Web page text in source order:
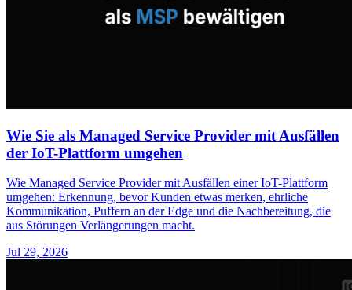
Wie Sie als Managed Service Provider mit Ausfällen
der IoT-Plattform umgehen
Wie Managed Service Provider mit Ausfällen einer IoT-Plattform
umgehen: Erkennung, bevor Kunden etwas merken, ehrliche
Kommunikation, Puffern an der Edge und die Nachbereitung, die
aus Störungen Verlängerungen macht.
Jul 29, 2026